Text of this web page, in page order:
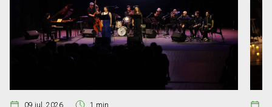
09 jul. 2026 1 min